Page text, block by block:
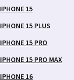
IPHONE 15
IPHONE 15 PLUS
IPHONE 15 PRO
IPHONE 15 PRO MAX
IPHONE 16